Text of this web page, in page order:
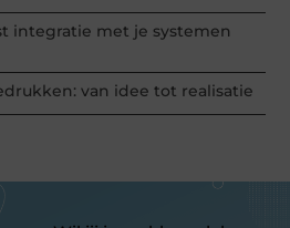
integratie met je systemen
van idee tot realisatie